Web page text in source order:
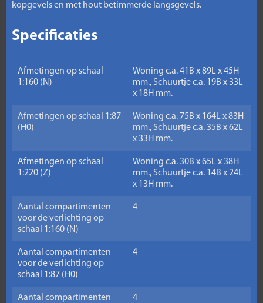
kopgevels en met hout betimmerde langsgevels.
Specificaties
Afmetingen op schaal
1:160 (N)
Woning c.a. 41B x 89L x 45H
mm., Schuurtje c.a. 19B x 33L
x 18H mm.
Afmetingen op schaal 1:87
(H0)
Woning c.a. 75B x 164L x 83H
mm., Schuurtje c.a. 35B x 62L
x 33H mm.
Afmetingen op schaal
1:220 (Z)
Woning c.a. 30B x 65L x 38H
mm., Schuurtje c.a. 14B x 24L
x 13H mm.
Aantal compartimenten
voor de verlichting op
schaal 1:160 (N)
4
Aantal compartimenten
voor de verlichting op
schaal 1:87 (H0)
4
Aantal compartimenten
4